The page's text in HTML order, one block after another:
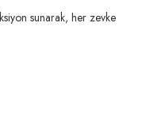
sunarak, her zevke